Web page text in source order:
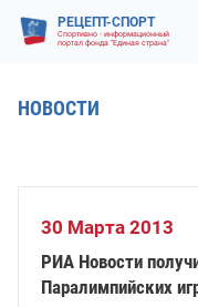
РЕЦЕПТ-СПОРТ
Спортивно - информационный
портал фонда "Единая страна"
НОВОСТИ
30 Марта 2013
РИА Новости
Паралимпийских